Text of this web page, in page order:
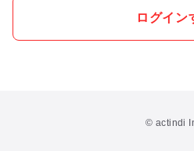
ログイン
© actindi